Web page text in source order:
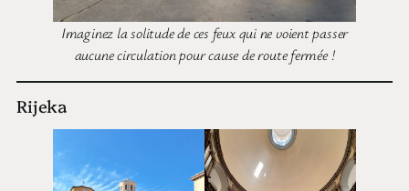
Imaginez la solitude de ces feux qui ne voient passer
aucune circulation pour cause de route fermée !
Rijeka